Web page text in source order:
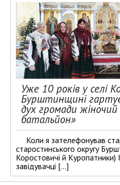
Уже 10 років у селі
Бурштинщині
дух громади
батальйон»
Коли я зателефонував
старостинського округу
Коростовичі й Куропатники)
завідувачці […]